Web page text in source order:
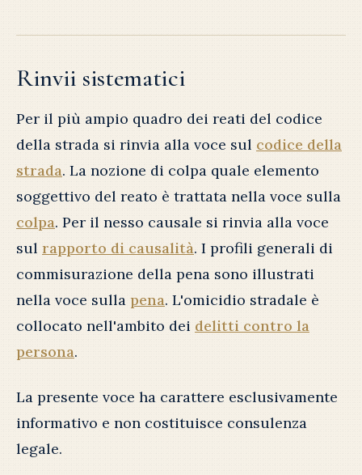
Rinvii sistematici
Per il più ampio quadro dei reati del codice
della strada si rinvia alla voce sul codice della
strada. La nozione di colpa quale elemento
soggettivo del reato è trattata nella voce sulla
colpa. Per il nesso causale si rinvia alla voce
sul rapporto di causalità. I profili generali di
commisurazione della pena sono illustrati
nella voce sulla pena. L'omicidio stradale è
collocato nell'ambito dei delitti contro la
persona.
La presente voce ha carattere esclusivamente
informativo e non costituisce consulenza
legale.